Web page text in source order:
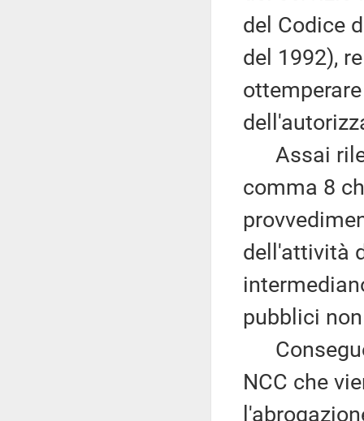
del Codice
del 1992),
Assai
comma 8
dell'attività
pubblici
NCC che